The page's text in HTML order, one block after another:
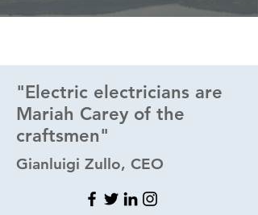
"Electric electricians are
Mariah Carey of the
craftsmen"
Gianluigi Zullo, CEO